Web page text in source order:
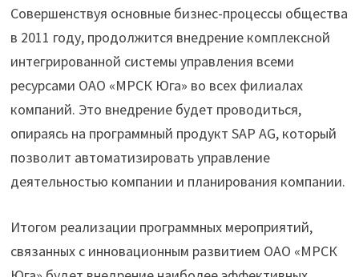
Совершенствуя основные бизнес-процессы общества
в 2011 году, продолжится внедрение комплексной
интегрированной системы управления всеми
ресурсами ОАО «МРСК Юга» во всех филиалах
компаний. Это внедрение будет проводиться,
опираясь на программный продукт SAP AG, который
позволит автоматизировать управление
деятельностью компании и планирования компании.
Итогом реализации программных мероприятий,
связанных с инновационным развитием ОАО «МРСК